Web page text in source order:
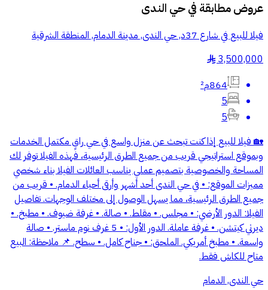
عروض مطابقة فيحي الندى
فيلا للبيع في شارع 37د, حي الندى, مدينة الدمام, المنطقة الشرقية
3,500,000
§
864م²
5
5
🏡 فيلا للبيع إذا كنت تبحث عن منزل واسع في حي راقٍ مكتمل الخدمات
وبموقع استراتيجي قريب من جميع الطرق الرئيسية، فهذه الفيلا توفر لك
المساحة والخصوصية بتصميم عملي يناسب العائلات الفيلا بناء شخصي
مميزات الموقع: • في حي الندى أحد أشهر وأرقى أحياء الدمام. • قريب من
جميع الطرق الرئيسية، مما يسهل الوصول إلى مختلف الوجهات. تفاصيل
الفيلا: الدور الأرضي: • مجلس. • مقلط. • صالة. • غرفة ضيوف. • مطبخ. •
ديرتي كيتشن. • غرفة عاملة. الدور الأول: • 5 غرف نوم ماستر. • صالة
واسعة. • مطبخ أمريكي. الملحق: • جناح كامل. • سطح. 📌 ملاحظة: البيع
متاح للكاش فقط.
حي الندى, الدمام